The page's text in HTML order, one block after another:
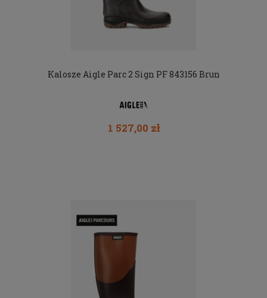
Kalosze Aigle Parc 2 Sign PF 843156 Brun
1 527,00 zł